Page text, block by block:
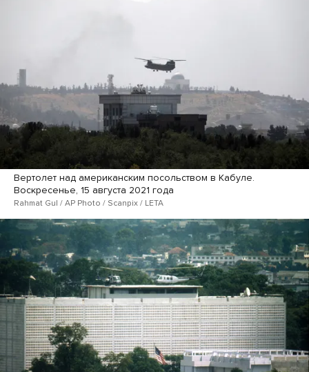
Вертолет над американским посольством в Кабуле.
Воскресенье, 15 августа 2021 года
Rahmat Gul / AP Photo / Scanpix / LETA